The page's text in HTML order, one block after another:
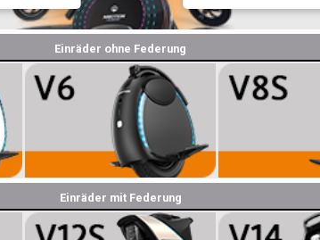
Einräder ohne Federung
Einräder mit Federung